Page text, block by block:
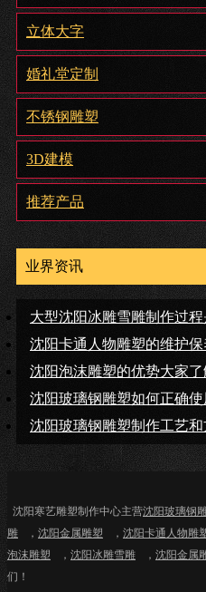
立体大字
婚礼堂定制
不锈钢雕塑
3D建模
推荐产品
业界资讯
大型沈阳冰雕雪雕制作过
沈阳卡通人物雕塑的维护保
沈阳泡沫雕塑的优势大家了
沈阳玻璃钢雕塑如何正确使
沈阳玻璃钢雕塑制作工艺
沈阳寒艺雕塑制作中心主营沈阳玻璃钢
雕
， 沈阳金属雕塑 ， 沈阳卡通人物雕
泡沫雕塑
， 沈阳冰雕雪雕 ， 沈阳金属
们！